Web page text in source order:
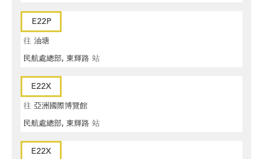
E22P
往 油塘
民航處總部, 東輝路 站
E22X
往 亞洲國際博覽館
民航處總部, 東輝路 站
E22X